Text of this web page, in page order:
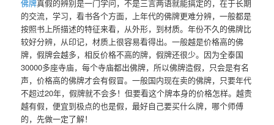
佛牌真假的辨别是一门学问，不是三言两语就能搞定的，在于长期
的交流，学习，看书各个方面，上年代的佛牌更难分辨，一般都是
按照书上所描述的特征来看，从外形，到材质。年份不久的佛牌比
较好分辨，从印记，材质上很容易看得出。一般越是价格高的佛
牌，假牌会越多，相反价格不高的牌，假牌还很少。因为全泰国
30000多座寺庙，每个寺庙都出佛牌，所以佛牌造假，只会是有名
声，价格高的佛牌才会有假冒。一般国内现在卖的佛牌，只要年代
不超过20年，假牌就不会多！但要看这个牌本身的价格怎样。越贵
越有假，便宜到极点的也是假，最好自己要买什么牌，哪个师傅
的，先做一定了解！